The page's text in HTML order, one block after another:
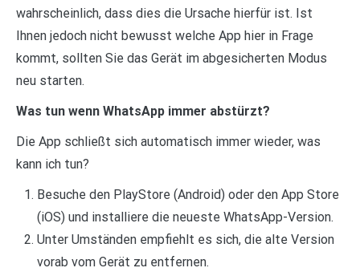
wahrscheinlich, dass dies die Ursache hierfür ist. Ist
Ihnen jedoch nicht bewusst welche App hier in Frage
kommt, sollten Sie das Gerät im abgesicherten Modus
neu starten.
Was tun wenn WhatsApp immer abstürzt?
Die App schließt sich automatisch immer wieder, was
kann ich tun?
Besuche den PlayStore (Android) oder den App Store
(iOS) und installiere die neueste WhatsApp-Version.
Unter Umständen empfiehlt es sich, die alte Version
vorab vom Gerät zu entfernen.